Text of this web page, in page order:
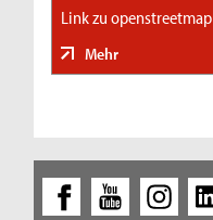
Link zu openstreetmap
Mehr